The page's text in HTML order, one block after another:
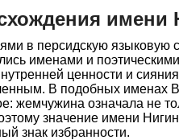
имени
в персидскую языковую
именами и
ценности и
В подобных именах
жемчужина означала не
значение имени
знак избранности.